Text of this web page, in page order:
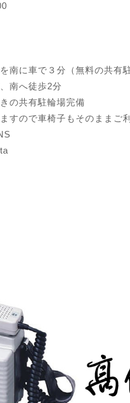
南に車で３分（無料の共有
南へ徒歩2分
の共有駐輪場完備
すので車椅子もそのままご